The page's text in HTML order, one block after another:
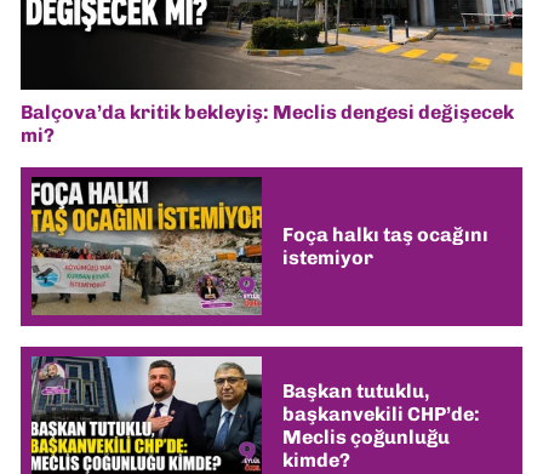
Balçova’da kritik bekleyiş: Meclis dengesi değişecek
mi?
Foça halkı taş ocağını
istemiyor
Başkan tutuklu,
başkanvekili CHP’de:
Meclis çoğunluğu
kimde?